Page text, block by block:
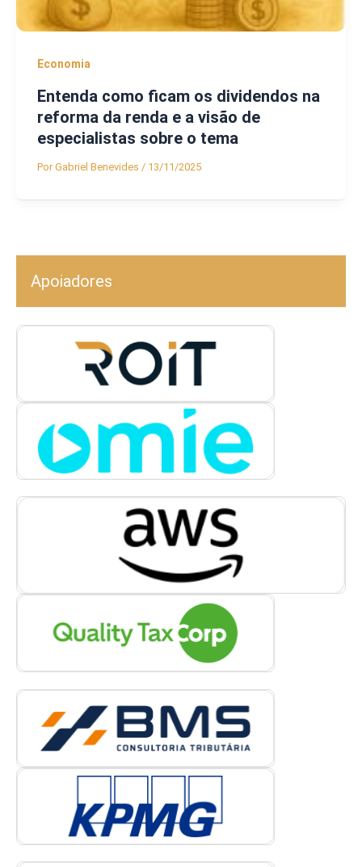
Economia
Entenda como ficam os dividendos na
reforma da renda e a visão de
especialistas sobre o tema
PorGabriel Benevides / 13/11/2025
Apoiadores